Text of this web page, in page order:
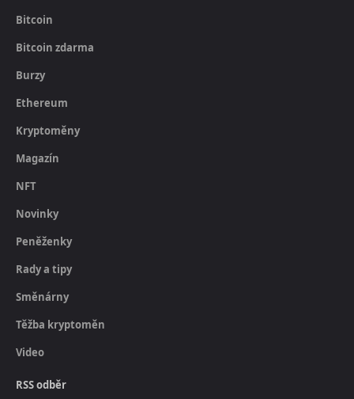
Bitcoin
Bitcoin zdarma
Burzy
Ethereum
Kryptoměny
Magazín
NFT
Novinky
Peněženky
Rady a tipy
Směnárny
Těžba kryptoměn
Video
RSS odběr